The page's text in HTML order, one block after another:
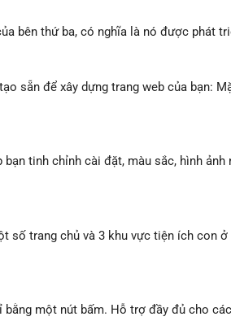
bên thứ ba, có nghĩa là nó được phát
sẵn để xây dựng trang web của bạn:
tinh chỉnh cài đặt, màu sắc, hình
số trang chủ và 3 khu vực tiện ích con
bằng một nút bấm. Hỗ trợ đầy đủ cho